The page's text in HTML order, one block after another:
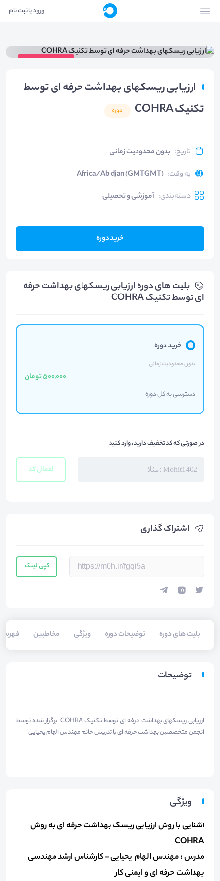
ورود یا ثبت نام
ارزیابی ریسکهای بهداشت حرفه ای توسط
تکنیک COHRA
دوره
تاریخ: بدون محدودیت زمانی
به وقت:
Africa/Abidjan (GMTGMT)
دسته‌بندی: آموزشی و تحصیلی
خرید دوره
اشتراک گذاری
کپی لینک
بلیت های دوره توضیحات دوره ویژگی مخاطبین
بلیت های دوره ارزیابی ریسکهای بهداشت حرفه
ای توسط تکنیک COHRA
خرید دوره
بدون محدودیت زمانی
500,000 تومان
دسترسی به کل دوره
در صورتی که کد تخفیف دارید، وارد کنید
اعمال کد
توضیحات
ارزیابی ریسکهای بهداشت حرفه ای توسط تکنیک COHRA برگزار شده توسط
انجمن متخصصین بهداشت حرفه ای با تدریس خانم مهندس الهام یحیایی
ویژگی
آشنایی با روش ارزیابی ریسک بهداشت حرفه ای به روش
COHRA
مدرس : مهندس الهام یحیایی - کارشناس ارشد مهندسی
بهداشت حرفه ای و ایمنی کار